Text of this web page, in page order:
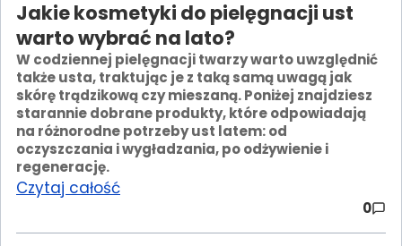
Jakie kosmetyki do pielęgnacji ust
warto wybrać na lato?
W codziennej pielęgnacji twarzy warto uwzględnić
także usta, traktując je z taką samą uwagą jak
skórę trądzikową czy mieszaną. Poniżej znajdziesz
starannie dobrane produkty, które odpowiadają
na różnorodne potrzeby ust latem: od
oczyszczania i wygładzania, po odżywienie i
regenerację.
Czytaj całość
0